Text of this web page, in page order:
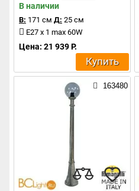
В наличии
В: 171 см Д: 25 см
E27 x 1 max 60W
Цена: 21 939 Р.
Купить
163480